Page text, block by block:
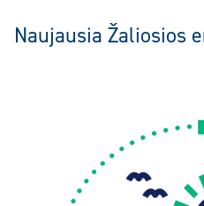
Naujausia Žaliosios